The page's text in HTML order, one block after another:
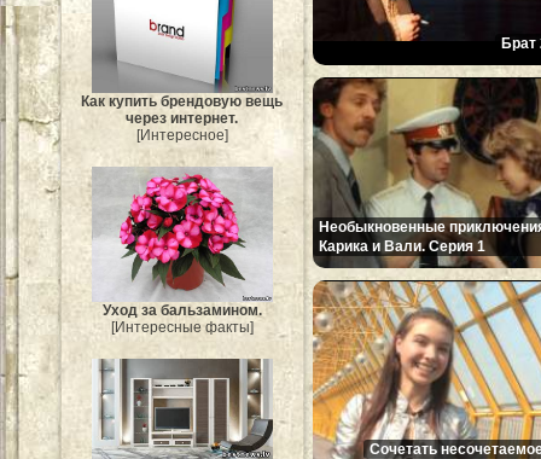
Как купить брендовую вещь
через интернет.
[Интересное]
Уход за бальзамином.
[Интересные факты]
Брат
Необыкновенные
Карика и Вали. Серия 1
Сочетать